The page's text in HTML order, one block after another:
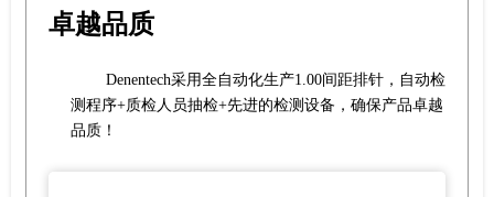
卓越品质
Denentech采用全自动化生产1.00间距排针，自动检
测程序+质检人员抽检+先进的检测设备，确保产品卓越
品质！